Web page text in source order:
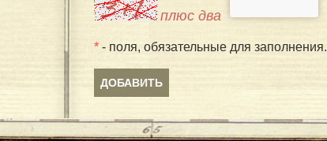
плюс два
* - поля, обязательные для заполнения.